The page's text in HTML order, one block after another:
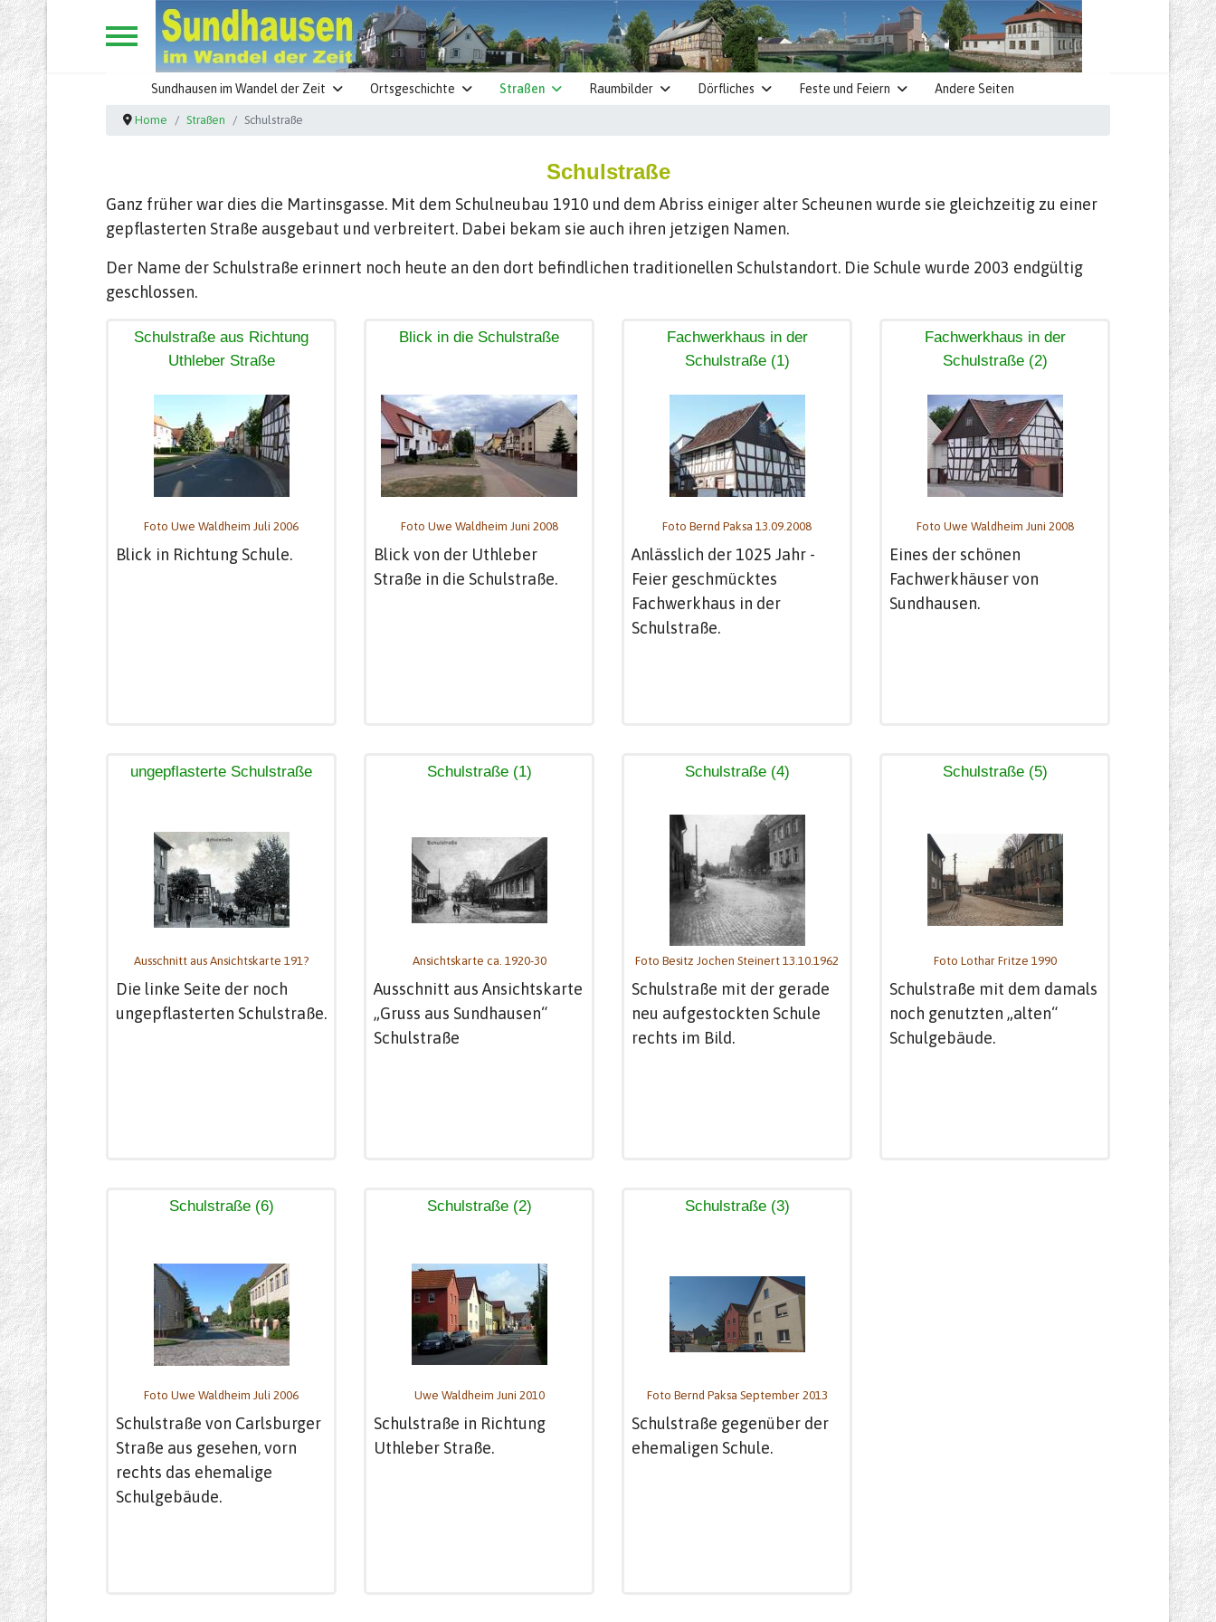
Sundhausen im Wandel der Zeit Ortsgeschichte Straßen Raumbilder Dörfliches Feste und Feiern Andere Seiten
Home Straßen Schulstraße
Schulstraße
Ganz früher war dies die Martinsgasse. Mit dem Schulneubau 1910 und dem Abriss einiger alter Scheunen wurde sie gleichzeitig zu einer
gepflasterten Straße ausgebaut und verbreitert. Dabei bekam sie auch ihren jetzigen Namen.
Der Name der Schulstraße erinnert noch heute an den dort befindlichen traditionellen Schulstandort. Die Schule wurde 2003 endgültig
geschlossen.
Schulstraße aus Richtung
Uthleber Straße
Foto Uwe Waldheim Juli 2006
Blick in Richtung Schule.
Blick in die Schulstraße
Foto Uwe Waldheim Juni 2008
Blick von der Uthleber
Straße in die Schulstraße.
Fachwerkhaus in der
Schulstraße (1)
Foto Bernd Paksa 13.09.2008
Anlässlich der 1025 Jahr -
Feier geschmücktes
Fachwerkhaus in der
Schulstraße.
Fachwerkhaus in der
Schulstraße (2)
Foto Uwe Waldheim Juni 2008
Eines der schönen
Fachwerkhäuser von
Sundhausen.
ungepflasterte Schulstraße
Ausschnitt aus Ansichtskarte 191?
Die linke Seite der noch
ungepflasterten Schulstraße.
Schulstraße (1)
Ansichtskarte ca. 1920-30
Ausschnitt aus Ansichtskarte
„Gruss aus Sundhausen“
Schulstraße
Schulstraße (4)
Foto Besitz Jochen Steinert 13.10.1962
Schulstraße mit der gerade
neu aufgestockten Schule
rechts im Bild.
Schulstraße (5)
Foto Lothar Fritze 1990
Schulstraße mit dem damals
noch genutzten „alten“
Schulgebäude.
Schulstraße (6)
Foto Uwe Waldheim Juli 2006
Schulstraße von Carlsburger
Straße aus gesehen, vorn
rechts das ehemalige
Schulgebäude.
Schulstraße (2)
Uwe Waldheim Juni 2010
Schulstraße in Richtung
Uthleber Straße.
Schulstraße (3)
Foto Bernd Paksa September 2013
Schulstraße gegenüber der
ehemaligen Schule.